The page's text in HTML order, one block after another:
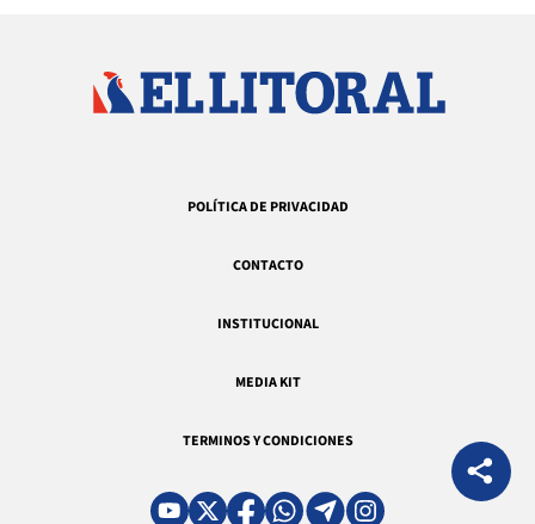
POLÍTICA DE PRIVACIDAD
CONTACTO
INSTITUCIONAL
MEDIA KIT
TERMINOS Y CONDICIONES